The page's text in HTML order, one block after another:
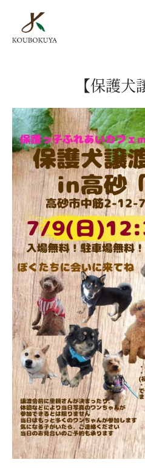
KOUBOKUYAの家づ
施工事例
ラインナップ
モデルハウス（
香木家通信
お客様の声
ムービー
リノベーション
ペレットストーブ
よくある質問
【保護犬